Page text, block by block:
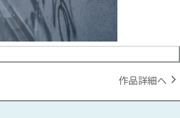
作品詳細へ